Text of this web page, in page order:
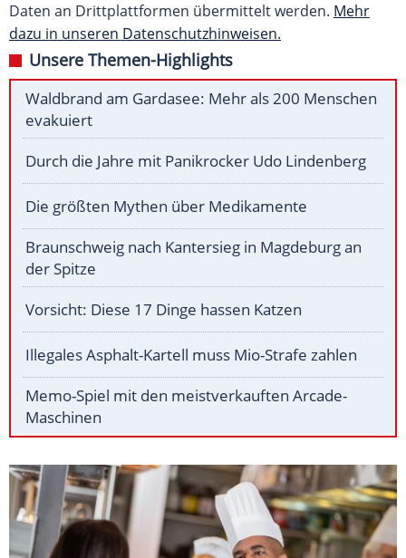
Daten an Drittplattformen übermittelt werden. Mehr
dazu in unseren Datenschutzhinweisen.
Unsere Themen-Highlights
Waldbrand am Gardasee: Mehr als 200 Menschen
evakuiert
Durch die Jahre mit Panikrocker Udo Lindenberg
Die größten Mythen über Medikamente
Braunschweig nach Kantersieg in Magdeburg an
der Spitze
Vorsicht: Diese 17 Dinge hassen Katzen
Illegales Asphalt-Kartell muss Mio-Strafe zahlen
Memo-Spiel mit den meistverkauften Arcade-
Maschinen